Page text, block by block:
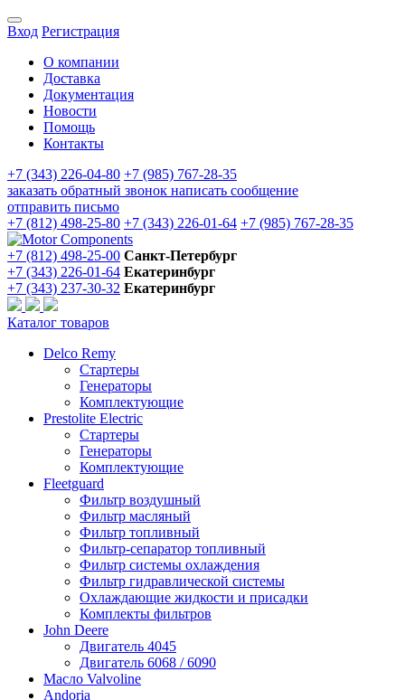
Вход Регистрация
О компании
Доставка
Документация
Новости
Помощь
Контакты
+7 (343) 226-04-80 +7 (985) 767-28-35
заказать обратный звонок написать сообщение
отправить письмо
+7 (812) 498-25-80 +7 (343) 226-01-64 +7 (985) 767-28-35
+7 (812) 498-25-00 Санкт-Петербург
+7 (343) 226-01-64 Екатеринбург
+7 (343) 237-30-32 Екатеринбург
Каталог товаров
Delco Remy
Стартеры
Генераторы
Комплектующие
Prestolite Electric
Стартеры
Генераторы
Комплектующие
Fleetguard
Фильтр воздушный
Фильтр масляный
Фильтр топливный
Фильтр-сепаратор топливный
Фильтр системы охлаждения
Фильтр гидравлической системы
Охлаждающие жидкости и присадки
Комплекты фильтров
John Deere
Двигатель 4045
Двигатель 6068 / 6090
Масло Valvoline
Andoria